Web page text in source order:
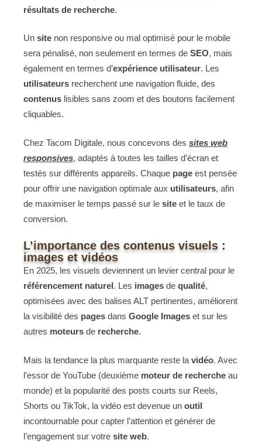
résultats de recherche.
Un site non responsive ou mal optimisé pour le mobile
sera pénalisé, non seulement en termes de SEO, mais
également en termes d’expérience utilisateur. Les
utilisateurs recherchent une navigation fluide, des
contenus lisibles sans zoom et des boutons facilement
cliquables.
Chez Tacom Digitale, nous concevons des sites web
responsives, adaptés à toutes les tailles d’écran et
testés sur différents appareils. Chaque page est pensée
pour offrir une navigation optimale aux utilisateurs, afin
de maximiser le temps passé sur le site et le taux de
conversion.
L’importance des contenus visuels :
images et vidéos
En 2025, les visuels deviennent un levier central pour le
référencement naturel. Les images de qualité,
optimisées avec des balises ALT pertinentes, améliorent
la visibilité des pages dans Google Images et sur les
autres moteurs de recherche.
Mais la tendance la plus marquante reste la vidéo. Avec
l’essor de YouTube (deuxième moteur de recherche au
monde) et la popularité des posts courts sur Reels,
Shorts ou TikTok, la vidéo est devenue un outil
incontournable pour capter l’attention et générer de
l’engagement sur votre site web.